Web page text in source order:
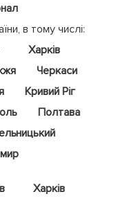
в тому числі:
Харків
Черкаси
Кривий Ріг
Полтава
Харків